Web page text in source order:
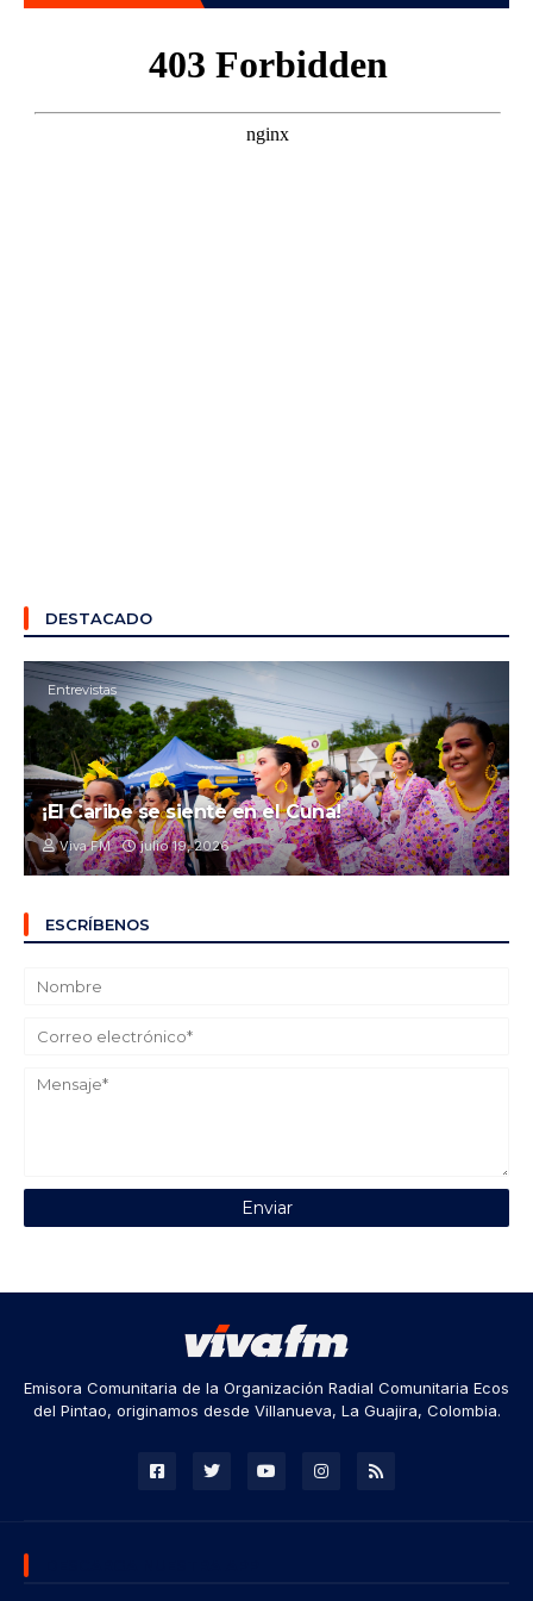
DESTACADO
Entrevistas
¡El Caribe se siente en el Cuna!
Viva FM julio 19, 2026
ESCRÍBENOS
Emisora Comunitaria de la Organización Radial Comunitaria Ecos
del Pintao, originamos desde Villanueva, La Guajira, Colombia.